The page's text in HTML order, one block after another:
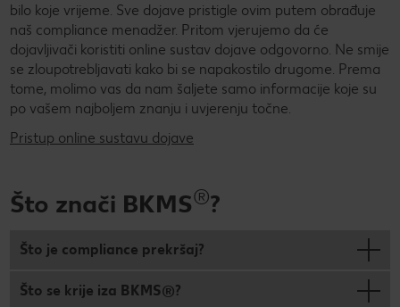
bilo koje vrijeme. Sve dojave pristigle ovim putem obrađuje
naš compliance menadžer. Pritom vjerujemo da će
dojavljivači koristiti online sustav dojave odgovorno. Ne smije
se zloupotrebljavati kako bi se napakostilo drugome. Prema
tome, molimo vas da nam šaljete samo informacije koje su
po vašem najboljem znanju i uvjerenju točne.
Pristup online sustavu dojave
Što znači BKMS®?
Što je compliance prekršaj?
Što se krije iza BKMS®?